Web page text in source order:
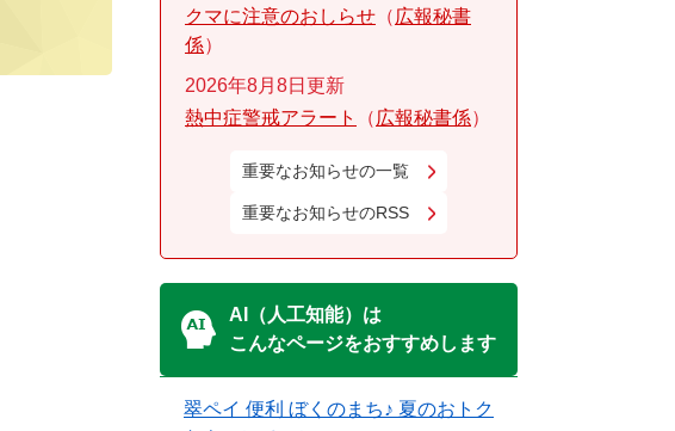
クマに注意のおしらせ
広報秘書
係
2026年8月8日更新
熱中症警戒アラート
広報秘書係
重要なお知らせの一覧
重要なお知らせのRSS
AI（人工知能）は
こんなページをおすすめします
翠ペイ 便利 ぼくのまち♪ 夏のおトク